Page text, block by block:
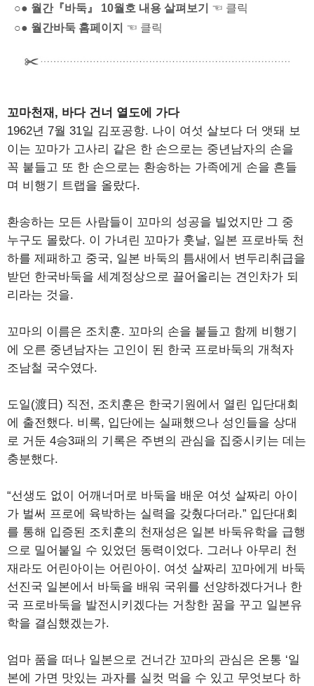
○● 월간『바둑』 10월호 내용 살펴보기
☜ 클릭
○● 월간바둑 홈페이지 ☜ 클릭
꼬마천재, 바다 건너 열도에 가다
1962년 7월 31일 김포공항. 나이 여섯 살보다 더 앳돼 보
이는 꼬마가 고사리 같은 한 손으로는 중년남자의 손을
꼭 붙들고 또 한 손으로는 환송하는 가족에게 손을 흔들
며 비행기 트랩을 올랐다.
환송하는 모든 사람들이 꼬마의 성공을 빌었지만 그 중
누구도 몰랐다. 이 가녀린 꼬마가 훗날, 일본 프로바둑 천
하를 제패하고 중국, 일본 바둑의 틈새에서 변두리취급을
받던 한국바둑을 세계정상으로 끌어올리는 견인차가 되
리라는 것을.
꼬마의 이름은 조치훈. 꼬마의 손을 붙들고 함께 비행기
에 오른 중년남자는 고인이 된 한국 프로바둑의 개척자
조남철 국수였다.
도일(渡日) 직전, 조치훈은 한국기원에서 열린 입단대회
에 출전했다. 비록, 입단에는 실패했으나 성인들을 상대
로 거둔 4승3패의 기록은 주변의 관심을 집중시키는 데는
충분했다.
“선생도 없이 어깨너머로 바둑을 배운 여섯 살짜리 아이
가 벌써 프로에 육박하는 실력을 갖췄다더라.” 입단대회
를 통해 입증된 조치훈의 천재성은 일본 바둑유학을 급행
으로 밀어붙일 수 있었던 동력이었다. 그러나 아무리 천
재라도 어린아이는 어린아이. 여섯 살짜리 꼬마에게 바둑
선진국 일본에서 바둑을 배워 국위를 선양하겠다거나 한
국 프로바둑을 발전시키겠다는 거창한 꿈을 꾸고 일본유
학을 결심했겠는가.
엄마 품을 떠나 일본으로 건너간 꼬마의 관심은 온통 ‘일
본에 가면 맛있는 과자를 실컷 먹을 수 있고 무엇보다 하